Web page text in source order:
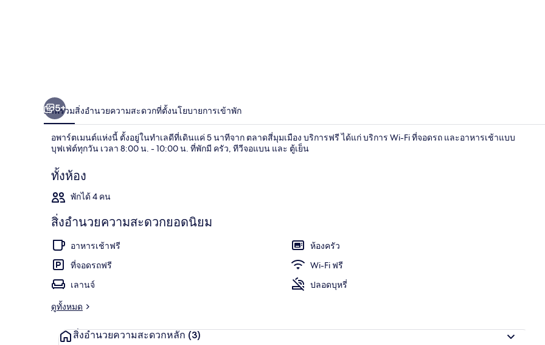
วร์ก
ห้องโรแมนติกสตูดิโอสวีท | บริเวณนั่งเล่น | ทีวีจอแบน 55 นิ้ว พร้อมช่องเคเบิล, ทีวี
5+
ภาพรวมสิ่งอำนวยความสะดวกที่ตั้งนโยบายการเข้าพัก
อพาร์ตเมนต์แห่งนี้ ตั้งอยู่ในทำเลดีที่เดินแค่ 5 นาทีจาก ตลาดสี่มุมเมือง บริการฟรี ได้แก่ บริการ Wi-Fi ที่จอดรถ และอาหารเช้าแบบ
บุฟเฟ่ต์ทุกวัน เวลา 8:00 น. - 10:00 น. ที่พักมี ครัว, ทีวีจอแบน และ ตู้เย็น
ทั้งห้อง
พักได้ 4 คน
สิ่งอำนวยความสะดวกยอดนิยม
อาหารเช้าฟรี
ห้องครัว
ที่จอดรถฟรี
Wi-Fi ฟรี
เลานจ์
ปลอดบุหรี่
ดูทั้งหมด
สิ่งอำนวยความสะดวกหลัก (3)